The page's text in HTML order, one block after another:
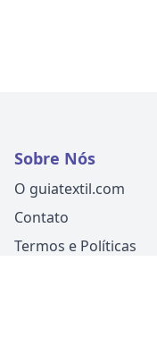
Sobre Nós
O guiatextil.com
Contato
Termos e Políticas